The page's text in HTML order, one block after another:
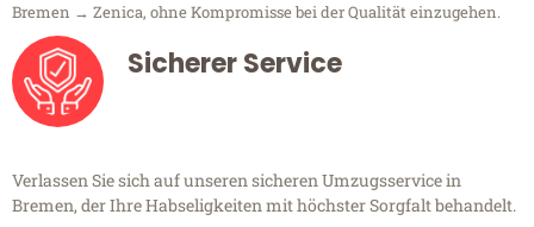
Bremen → Zenica, ohne Kompromisse bei der Qualität einzugehen.
Sicherer Service
Verlassen Sie sich auf unseren sicheren Umzugsservice in
Bremen, der Ihre Habseligkeiten mit höchster Sorgfalt behandelt.